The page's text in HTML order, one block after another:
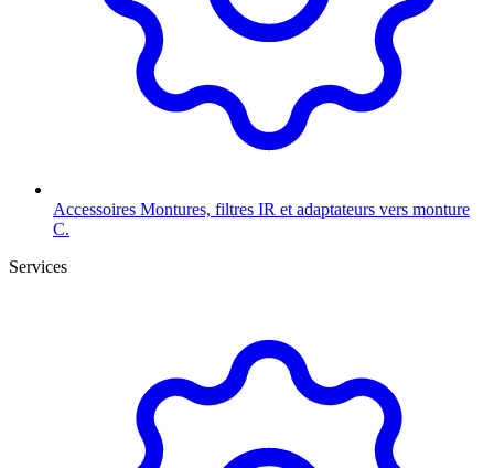
Accessoires Montures, filtres IR et adaptateurs vers monture
C.
Services